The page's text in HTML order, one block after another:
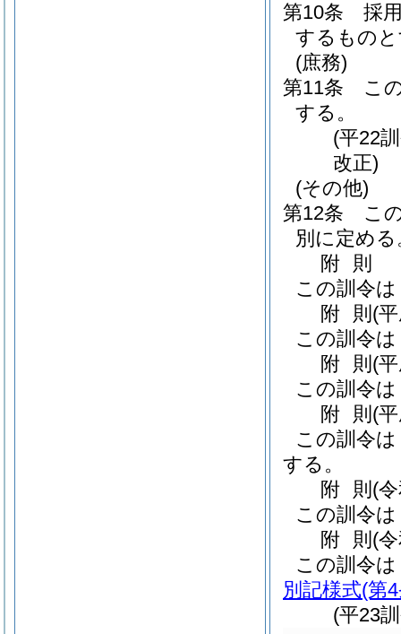
第10条
採
するもの
(庶務)
第11条
こ
する。
(平22
改正)
(その他)
第12条
こ
別に定める
附 則
この訓令
附 則 (
この訓令
附 則 (
この訓令
附 則 (
この訓令
する。
附 則 (
この訓令
附 則 (
この訓令
別記様式(第
(平23